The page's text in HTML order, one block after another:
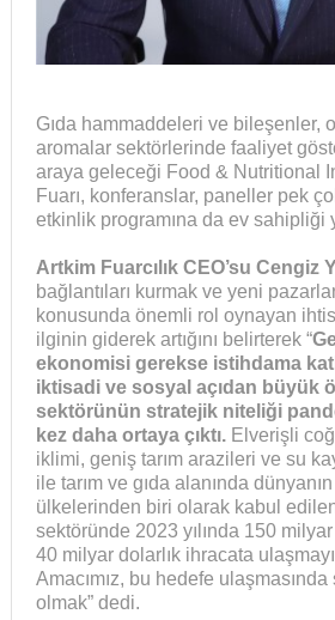
Gıda hammaddeleri ve bileşenler,
aromalar sektörlerinde faaliyet
araya geleceği Food & Nutritional
Fuarı, konferanslar, paneller pek
etkinlik programına da ev sahipliği
Artkim Fuarcılık CEO’su Cengiz
bağlantıları kurmak ve yeni
konusunda önemli rol oynayan
ilginin giderek artığını belirterek “
ekonomisi gerekse istihdama
iktisadi ve sosyal açıdan büyük
sektörünün stratejik niteliği
kez daha ortaya çıktı. Elverişli
iklimi, geniş tarım arazileri ve su
ile tarım ve gıda alanında
ülkelerinden biri olarak kabul
sektöründe 2023 yılında 150
40 milyar dolarlık ihracata
Amacımız, bu hedefe
olmak” dedi.